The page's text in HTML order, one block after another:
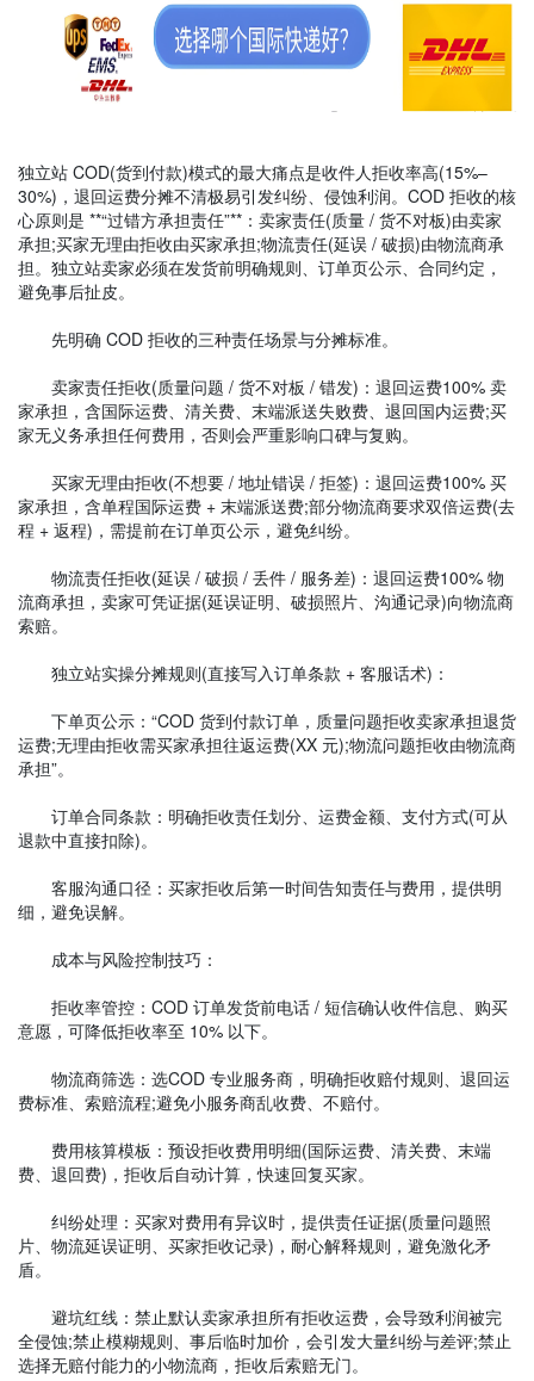
独立站 COD(货到付款)模式的最大痛点是收件人拒收率高(15%–
30%)，退回运费分摊不清极易引发纠纷、侵蚀利润。COD 拒收的核
心原则是 **“过错方承担责任”**：卖家责任(质量 / 货不对板)由卖家
承担;买家无理由拒收由买家承担;物流责任(延误 / 破损)由物流商承
担。独立站卖家必须在发货前明确规则、订单页公示、合同约定，
避免事后扯皮。
先明确 COD 拒收的三种责任场景与分摊标准。
卖家责任拒收(质量问题 / 货不对板 / 错发)：退回运费100% 卖
家承担，含国际运费、清关费、末端派送失败费、退回国内运费;买
家无义务承担任何费用，否则会严重影响口碑与复购。
买家无理由拒收(不想要 / 地址错误 / 拒签)：退回运费100% 买
家承担，含单程国际运费 + 末端派送费;部分物流商要求双倍运费(去
程 + 返程)，需提前在订单页公示，避免纠纷。
物流责任拒收(延误 / 破损 / 丢件 / 服务差)：退回运费100% 物
流商承担，卖家可凭证据(延误证明、破损照片、沟通记录)向物流商
索赔。
独立站实操分摊规则(直接写入订单条款 + 客服话术)：
下单页公示：“COD 货到付款订单，质量问题拒收卖家承担退货
运费;无理由拒收需买家承担往返运费(XX 元);物流问题拒收由物流商
承担”。
订单合同条款：明确拒收责任划分、运费金额、支付方式(可从
退款中直接扣除)。
客服沟通口径：买家拒收后第一时间告知责任与费用，提供明
细，避免误解。
成本与风险控制技巧：
拒收率管控：COD 订单发货前电话 / 短信确认收件信息、购买
意愿，可降低拒收率至 10% 以下。
物流商筛选：选COD 专业服务商，明确拒收赔付规则、退回运
费标准、索赔流程;避免小服务商乱收费、不赔付。
费用核算模板：预设拒收费用明细(国际运费、清关费、末端
费、退回费)，拒收后自动计算，快速回复买家。
纠纷处理：买家对费用有异议时，提供责任证据(质量问题照
片、物流延误证明、买家拒收记录)，耐心解释规则，避免激化矛
盾。
避坑红线：禁止默认卖家承担所有拒收运费，会导致利润被完
全侵蚀;禁止模糊规则、事后临时加价，会引发大量纠纷与差评;禁止
选择无赔付能力的小物流商，拒收后索赔无门。